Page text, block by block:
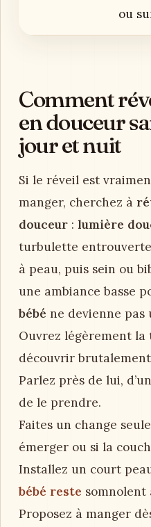
ou
Comment
en douceur
jour et nuit
Si le réveil est
manger, cherchez à
douceur : lumière
turbulette
à peau, puis sein ou
une ambiance basse
bébé ne devienne pas
Ouvrez légèrement la
découvrir
Parlez près de lui,
de le prendre.
Faites un change
émerger ou si la
Installez un court
bébé reste somnolent
Proposez à manger